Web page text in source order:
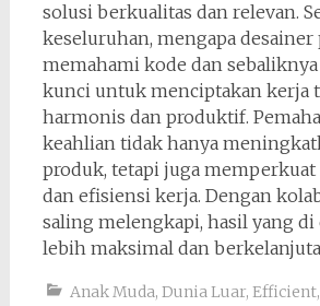
solusi berkualitas dan relevan.
keseluruhan, mengapa desainer
memahami kode dan
kunci untuk menciptakan kerja
harmonis dan produktif.
keahlian tidak hanya
produk, tetapi juga
dan efisiensi kerja. Dengan
saling melengkapi, hasil yang di
lebih maksimal dan
Anak Muda, Dunia Luar, Efficient,